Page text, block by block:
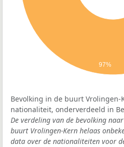
97%
Bevolking in de buurt Vrolingen-
nationaliteit, onderverdeeld in
De verdeling van de bevolking
buurt Vrolingen-Kern helaas
data over de nationaliteiten voor